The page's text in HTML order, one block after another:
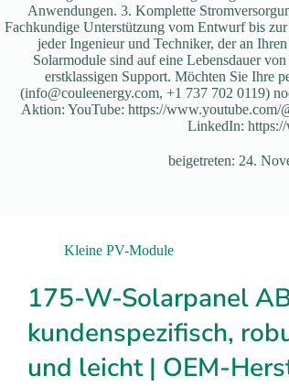
Anwendungen. 3. Komplette
Fachkundige Unterstützung vom Entwurf bis
jeder Ingenieur und Techniker, der an
Solarmodule sind auf eine Lebensdauer
erstklassigen Support. Möchten Sie Ihre
(info@couleenergy.com, +1 737 702 0119)
Aktion: YouTube: https://www.youtube.com/
LinkedIn:
beigetreten: 24.
Kleine PV-Module
175-W-Solarpanel
kundenspezifisch,
und leicht | OEM-